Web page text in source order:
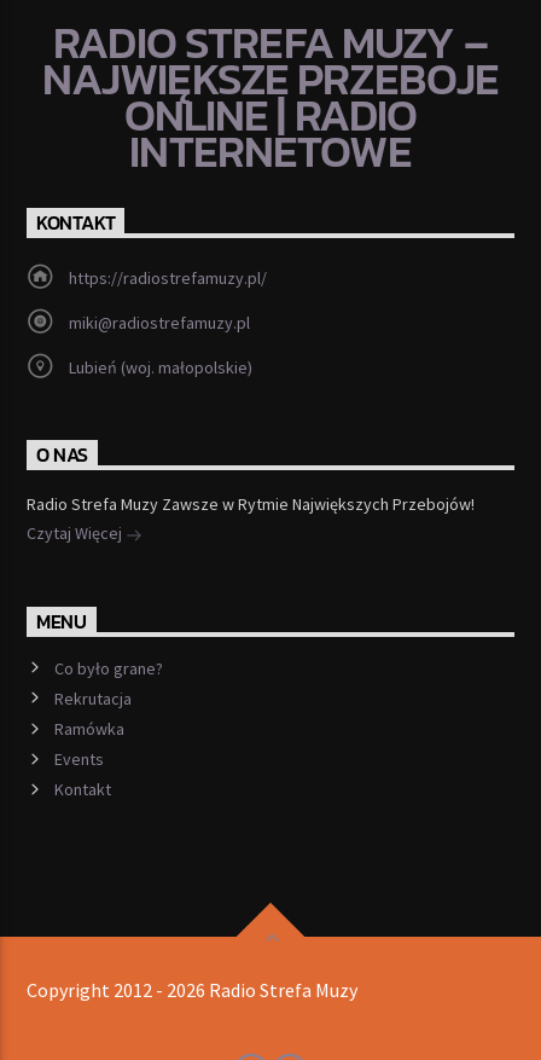
RADIO STREFA MUZY –
NAJWIĘKSZE PRZEBOJE
ONLINE | RADIO
INTERNETOWE
KONTAKT
https://radiostrefamuzy.pl/
miki@radiostrefamuzy.pl
Lubień (woj. małopolskie)
O NAS
Radio Strefa Muzy Zawsze w Rytmie Największych Przebojów!
Czytaj Więcej
MENU
Co było grane?
Rekrutacja
Ramówka
Events
Kontakt
Copyright 2012 - 2026 Radio Strefa Muzy